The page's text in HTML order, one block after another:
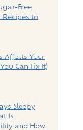
Free
Recipes to
Affects Your
Can Fix It)
Sleepy
Is
and How